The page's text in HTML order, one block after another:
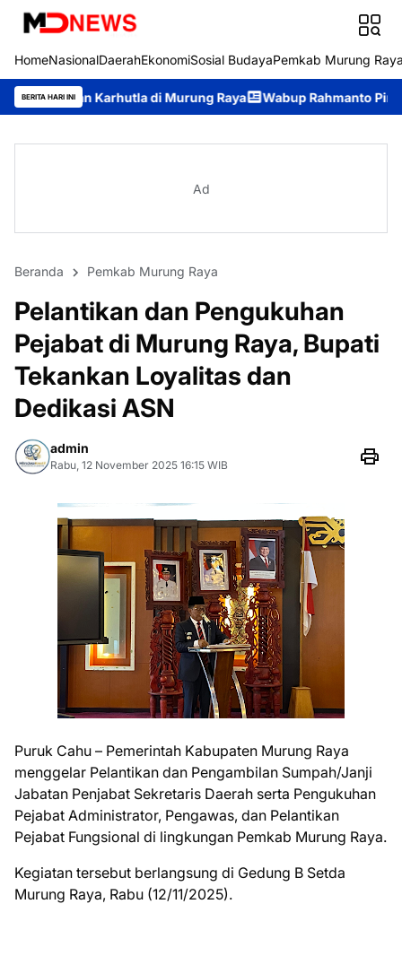
HomeNasionalDaerahEkonomiSosial BudayaPemkab Murung
BERITA HARI INI
di Murung Raya Wabup Rahmanto Pimpin Apel Siaga
Ad
Beranda Pemkab Murung Raya
Pelantikan dan Pengukuhan
Pejabat di Murung Raya, Bupati
Tekankan Loyalitas dan
Dedikasi ASN
admin
Rabu, 12 November 2025 16:15 WIB
Puruk Cahu – Pemerintah Kabupaten Murung Raya
menggelar Pelantikan dan Pengambilan Sumpah/Janji
Jabatan Penjabat Sekretaris Daerah serta Pengukuhan
Pejabat Administrator, Pengawas, dan Pelantikan
Pejabat Fungsional di lingkungan Pemkab Murung Raya.
Kegiatan tersebut berlangsung di Gedung B Setda
Murung Raya, Rabu (12/11/2025).